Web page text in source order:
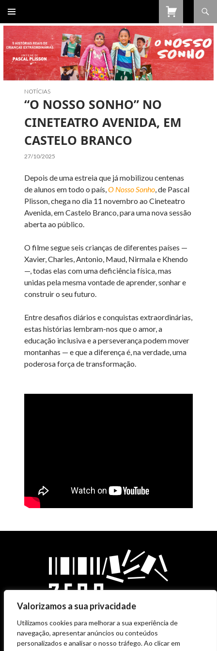
Valorizamos a sua privacidade
Utilizamos cookies para melhorar a sua experiência de
navegação, apresentar anúncios ou conteúdos
personalizados e analisar o nosso tráfego. Ao clicar em
PARA
O
CONTEÚDO
NOTÍCIAS
“O NOSSO SONHO” NO
CINETEATRO AVENIDA, EM
CASTELO BRANCO
27/10/2025
Depois de uma estreia que já mobilizou centenas
de alunos em todo o país,O Nosso Sonho, de Pascal
Plisson, chega no dia 11 novembro ao Cineteatro
Avenida, em Castelo Branco, para uma nova sessão
aberta ao público.
O filme segue seis crianças de diferentes países —
Xavier, Charles, Antonio, Maud, Nirmala e Khendo
—, todas elas com uma deficiência física, mas
unidas pela mesma vontade de aprender, sonhar e
construir o seu futuro.
Entre desafios diários e conquistas extraordinárias,
estas histórias lembram-nos que o amor, a
educação inclusiva e a perseverança podem mover
montanhas — e que a diferença é, na verdade, uma
poderosa força de transformação.